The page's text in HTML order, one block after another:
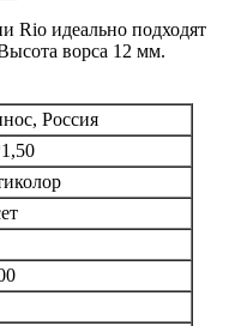
Rio идеально подходят
ворса 12 мм.
Россия